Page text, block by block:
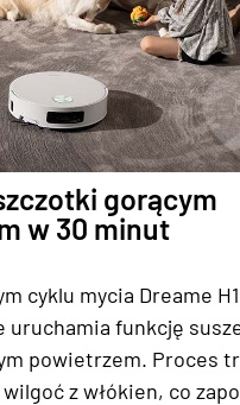
gorącym
w 30 minut
cyklu mycia Dreame
uruchamia funkcję
powietrzem. Proces
z włókien, co